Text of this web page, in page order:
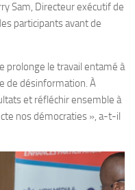
Sam, Directeur exécutif de
participants avant de
prolonge le travail entamé à
de désinformation. À
et réfléchir ensemble à
nos démocraties », a-t-il